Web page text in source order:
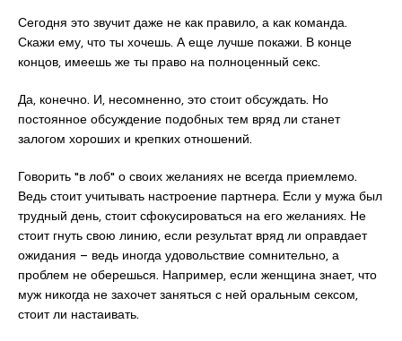
Сегодня это звучит даже не как правило, а как команда.
Скажи ему, что ты хочешь. А еще лучше покажи. В конце
концов, имеешь же ты право на полноценный секс.
Да, конечно. И, несомненно, это стоит обсуждать. Но
постоянное обсуждение подобных тем вряд ли станет
залогом хороших и крепких отношений.
Говорить "в лоб" о своих желаниях не всегда приемлемо.
Ведь стоит учитывать настроение партнера. Если у мужа был
трудный день, стоит сфокусироваться на его желаниях. Не
стоит гнуть свою линию, если результат вряд ли оправдает
ожидания – ведь иногда удовольствие сомнительно, а
проблем не оберешься. Например, если женщина знает, что
муж никогда не захочет заняться с ней оральным сексом,
стоит ли настаивать.